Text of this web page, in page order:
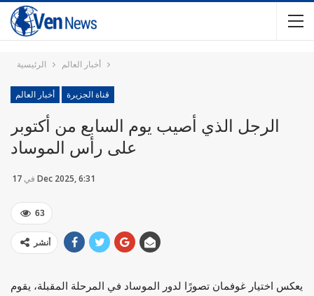
الرئيسية أخبار العالم
أخبار العالم قناة الجزيرة
الرجل الذي أصيب يوم السابع من أكتوبر
على رأس الموساد
في 17 Dec 2025, 6:31
63
أنشر
يعكس اختيار غوفمان تصورًا لدور الموساد في المرحلة المقبلة، يقوم